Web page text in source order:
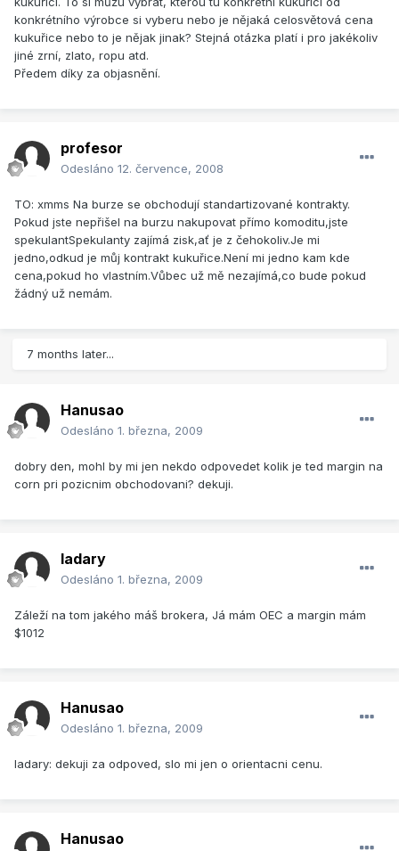
konkrétního výrobce si vyberu nebo je nějaká celosvětová cena
kukuřice nebo to je nějak jinak? Stejná otázka platí i pro jakékoliv
jiné zrní, zlato, ropu atd.
Předem díky za objasnění.
profesor
Odesláno 12. července, 2008
TO: xmms Na burze se obchodují standartizované kontrakty.
Pokud jste nepřišel na burzu nakupovat přímo komoditu,jste
spekulantSpekulanty zajímá zisk,ať je z čehokoliv.Je mi
jedno,odkud je můj kontrakt kukuřice.Není mi jedno kam kde
cena,pokud ho vlastním.Vůbec už mě nezajímá,co bude pokud
žádný už nemám.
7 months later...
Hanusao
Odesláno 1. března, 2009
dobry den, mohl by mi jen nekdo odpovedet kolik je ted margin na
corn pri pozicnim obchodovani? dekuji.
ladary
Odesláno 1. března, 2009
Záleží na tom jakého máš brokera, Já mám OEC a margin mám
$1012
Hanusao
Odesláno 1. března, 2009
ladary: dekuji za odpoved, slo mi jen o orientacni cenu.
Hanusao